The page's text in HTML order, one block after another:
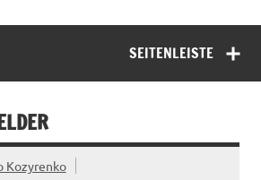
SEITENLEISTE
Kozyrenko